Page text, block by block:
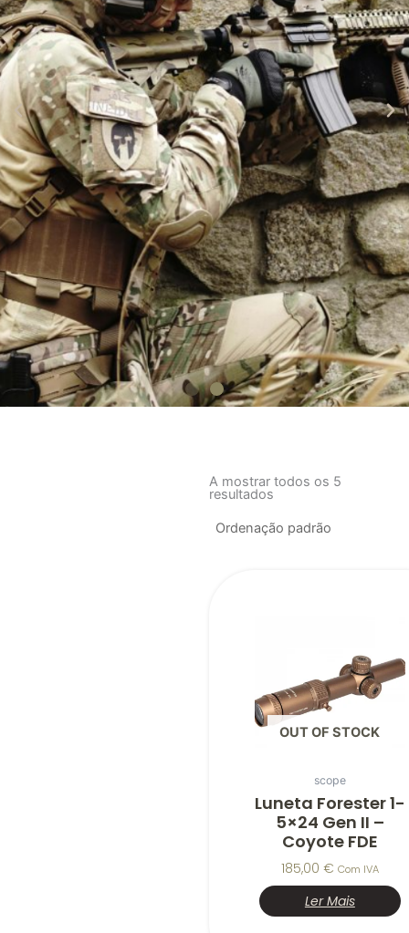
A mostrar todos os 5
resultados
OUT OF STOCK
scope
Luneta Forester 1-
5×24 Gen II –
Coyote FDE
185,00 € Com IVA
Ler Mais